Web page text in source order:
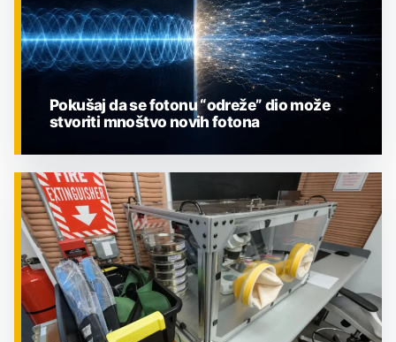
ZNANOST
Pokušaj da se fotonu “odreže” dio može
stvoriti mnoštvo novih fotona